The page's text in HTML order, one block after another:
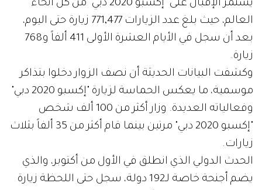
يستمر الإقبال على "إكسبو 2020 دبي" من كل أنحاء
العالم، حيث بلغ عدد الزيارات 771,477 زيارة حتى اليوم،
بعد أن سجل في الأيام العشرة الأولى 411 ألفاً و768
زيارة.
وكشفت البيانات الحديثة أن نصف الزوار دخلوا بتذاكر
موسمية، ما يعكس الحماسة لزيارة "إكسبو 2020 دبي"
وفعالياته العديدة. وزار أكثر من 100 ألف شخص
"إكسبو 2020 دبي" مرتين بينما قام أكثر من 35 ألفاً بثلاث
زيارات.
الحدث الدولي الذي انطلق في الأول من أكتوبر، والذي
يضم أجنحة خاصة لـ192 دولة، سجل حتى اللحظة زيارة